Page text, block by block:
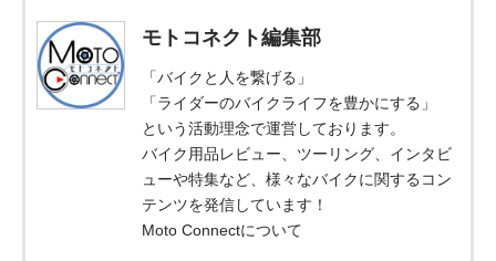
モトコネクト編集部
「バイクと人を繋げる」
「ライダーのバイクライフを豊かにする」
という活動理念で運営しております。
バイク用品レビュー、ツーリング、インタビ
ューや特集など、様々なバイクに関するコン
テンツを発信しています！
Moto Connectについて